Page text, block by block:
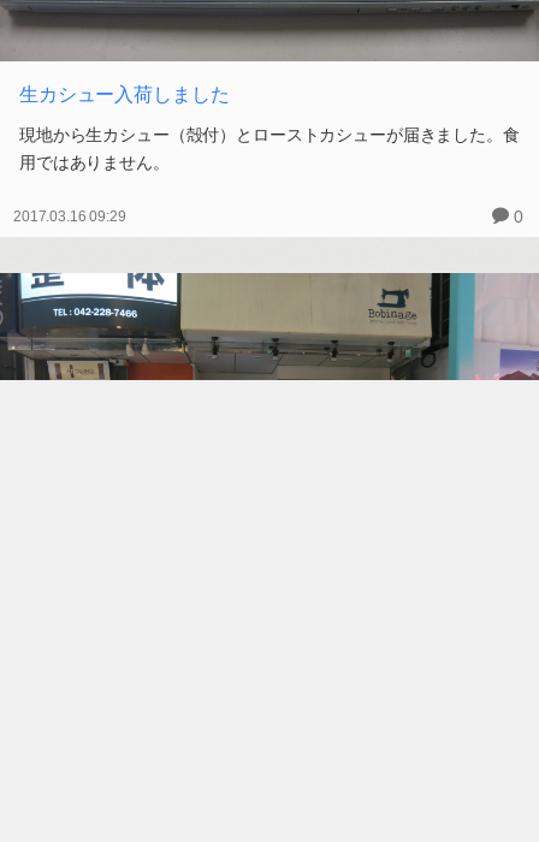
生カシュー入荷しました
現地から生カシュー（殻付）とローストカシューが届きました。食
用ではありません。
2017.03.16 09:29 0